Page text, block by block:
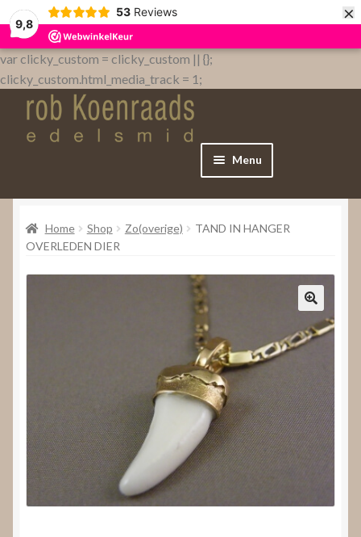
9,8
53 Reviews ×
var clicky_custom = clicky_custom || {};
clicky_custom.html_media_track = 1;
Menu
Home
WebShop
Video’s
Submenu
uitvouwen
Home Shop Zo(overige)
TAND IN HANGER
OVERLEDEN DIER